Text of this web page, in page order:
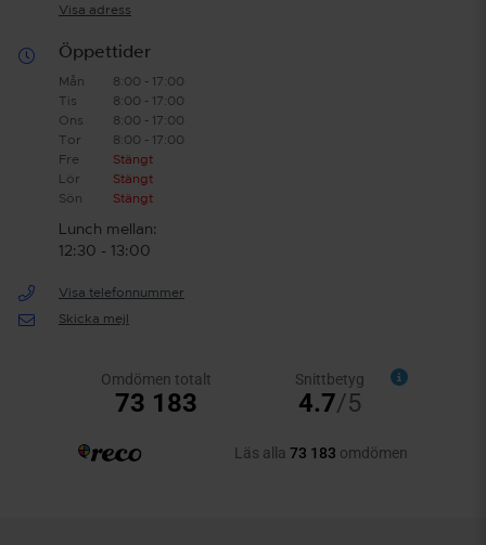
Visa adress
Öppettider
Mån
8:00 - 17:00
Tis
8:00 - 17:00
Ons
8:00 - 17:00
Tor
8:00 - 17:00
Fre
Stängt
Lör
Stängt
Sön
Stängt
Lunch mellan:
12:30 - 13:00
Visa telefonnummer
Skicka mejl